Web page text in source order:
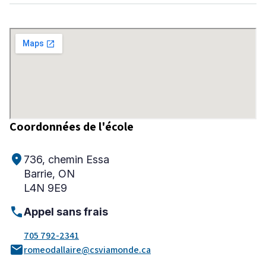
Niveau
RECHERCHER
Coordonnées de l'école
location_on 736, chemin Essa
Barrie, ON
L4N 9E9
callAppel sans frais
705 792-2341
mailromeodallaire@csviamonde.ca